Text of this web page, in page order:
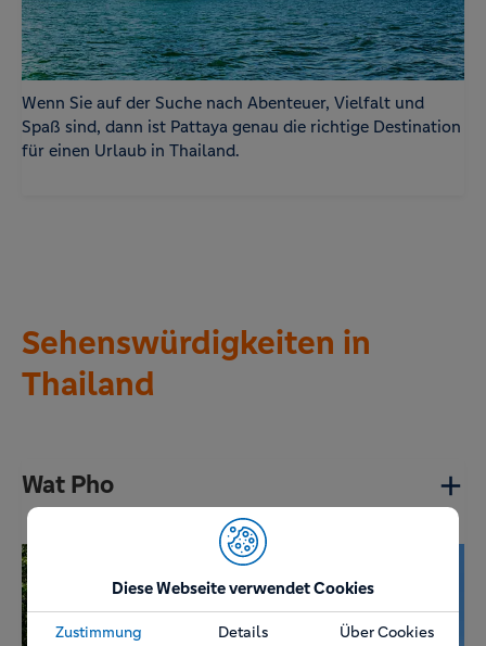
Diese Webseite verwendet Cookies
Zustimmung Details Über Cookies
Wenn Sie auf der Suche nach Abenteuer, Vielfalt und
Spaß sind, dann ist Pattaya genau die richtige Destination
für einen Urlaub in Thailand.
Sehenswürdigkeiten in
Thailand
Wat Pho